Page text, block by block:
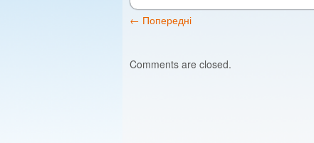
← Попередні
Comments are closed.